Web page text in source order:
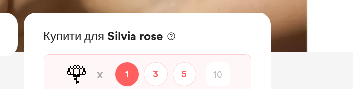
Купити для Silvia rose
🌹 x 1 3 5